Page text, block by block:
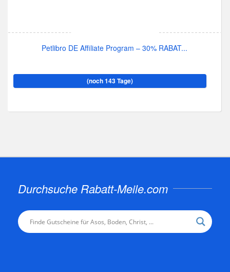
Petlibro DE Affiliate Program – 30% RABAT...
(noch 143 Tage)
Durchsuche Rabatt-Meile.com